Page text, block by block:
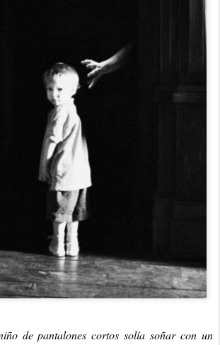
de pantalones cortos solía soñar con un